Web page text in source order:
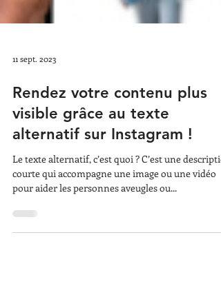
Rendez votre contenu plus
visible grâce au texte
alternatif sur Instagram !
Le texte alternatif, c’est quoi ? C’est une
courte qui accompagne une image ou une vidéo
pour aider les personnes aveugles ou...